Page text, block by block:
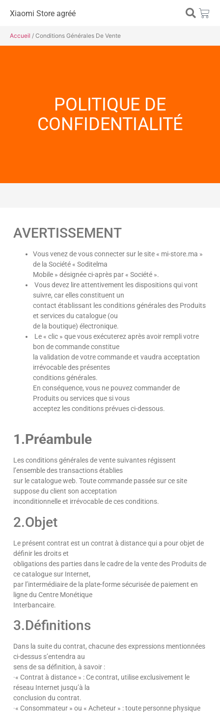
Xiaomi Store agréé
Accueil / Conditions Générales De Vente
POLITIQUE DE
CONFIDENTIALITÉ
AVERTISSEMENT
Vous venez de vous connecter sur le site « mi-store.ma »
de la Société « Soditelma
Mobile » désignée ci-après par « Société ».
Vous devez lire attentivement les dispositions qui vont
suivre, car elles constituent un
contact établissant les conditions générales des Produits
et services du catalogue (ou
de la boutique) électronique.
Le « clic » que vous exécuterez après avoir rempli votre
bon de commande constitue
la validation de votre commande et vaudra acceptation
irrévocable des présentes
conditions générales.
En conséquence, vous ne pouvez commander de
Produits ou services que si vous
acceptez les conditions prévues ci-dessous.
1.Préambule
Les conditions générales de vente suivantes régissent
l’ensemble des transactions établies
sur le catalogue web. Toute commande passée sur ce site
suppose du client son acceptation
inconditionnelle et irrévocable de ces conditions.
2.Objet
Le présent contrat est un contrat à distance qui a pour objet de
définir les droits et
obligations des parties dans le cadre de la vente des Produits de
ce catalogue sur Internet,
par l’intermédiaire de la plate-forme sécurisée de paiement en
ligne du Centre Monétique
Interbancaire.
3.Définitions
Dans la suite du contrat, chacune des expressions mentionnées
ci-dessus s’entendra au
sens de sa définition, à savoir :
·« Contrat à distance » : Ce contrat, utilise exclusivement le
réseau Internet jusqu’à la
conclusion du contrat.
·« Consommateur » ou « Acheteur » : toute personne physique